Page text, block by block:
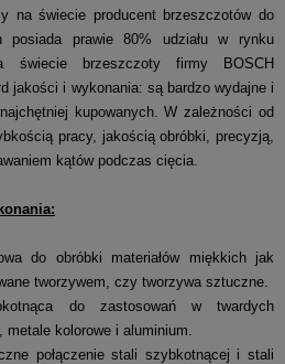
na świecie producent brzeszczotów do
posiada prawie 80% udziału w rynku
świecie brzeszczoty firmy BOSCH
jakości i wykonania: są bardzo wydajne i
kupowanych. W zależności od
pracy, jakością obróbki, precyzją,
kątów podczas cięcia.
do obróbki materiałów miękkich jak
tworzywem, czy tworzywa sztuczne.
do zastosowań w twardych
kolorowe i aluminium.
połączenie stali szybkotnącej i stali